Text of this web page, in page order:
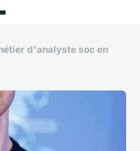
d'analyste soc en